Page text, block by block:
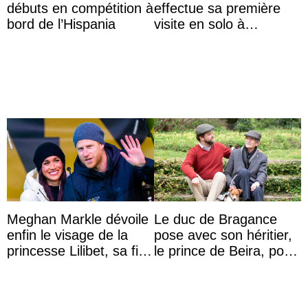
débuts en compétition à
bord de l’Hispania
effectue sa première
visite en solo à
Meghan Markle dévoile
enfin le visage de la
princesse Lilibet, sa fille
Le duc de Bragance
pose avec son héritier,
le prince de Beira, pour